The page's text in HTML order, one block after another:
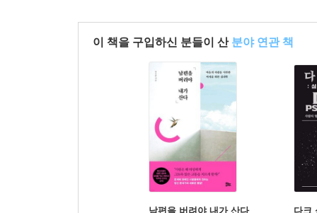
이 책을 구입하신 분들이 산 분야 연관 책
남편을 버려야 내가 산다
다크